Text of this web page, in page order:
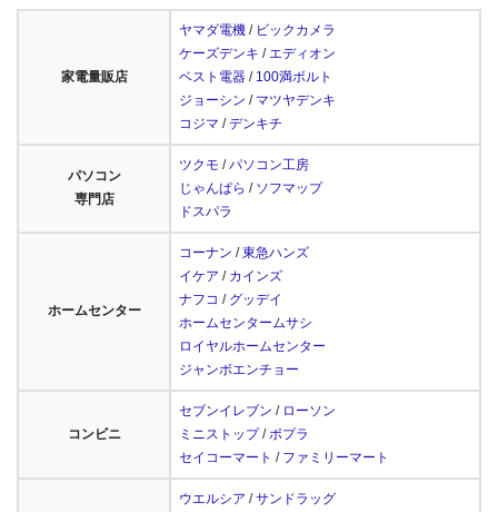
家電量販店
ヤマダ電機 / ビックカメラ
ケーズデンキ / エディオン
ベスト電器 / 100満ボルト
ジョーシン / マツヤデンキ
コジマ /デンキチ
パソコン
専門店
ツクモ /パソコン工房
じゃんぱら / ソフマップ
ドスパラ
ホームセンター
コーナン /東急ハンズ
イケア / カインズ
ナフコ / グッデイ
ホームセンタームサシ
ロイヤルホームセンター
ジャンボエンチョー
コンビニ
セブンイレブン / ローソン
ミニストップ/ ポプラ
セイコーマート / ファミリーマート
ウエルシア /サンドラッグ